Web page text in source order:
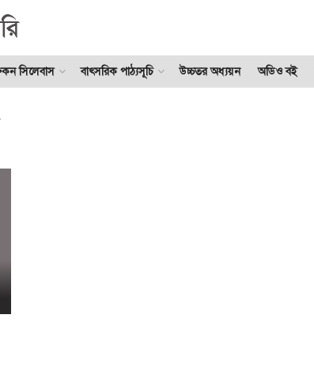
সিলেবাস বাৎসরিক পাঠ্যসূচি উচ্চতর অধ্যয়ন অডিও বই